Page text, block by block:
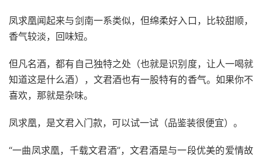
凤求凰闻起来与剑南一系类似，但绵柔好入口，比较甜顺，
香气较淡，回味短。
但凡名酒，都有自己独特之处（也就是识别度，让人一喝就
知道这是什么酒），文君酒也有一股特有的香气。如果你不
喜欢，那就是杂味。
凤求凰，是文君入门款，可以试一试（品鉴装很便宜）。
“一曲凤求凰，千载文君酒”，文君酒是与一段优美的爱情故